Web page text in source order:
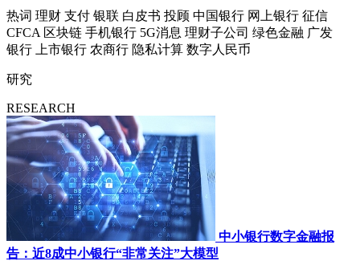
热词 理财 支付 银联 白皮书 投顾 中国银行 网上银行 征信
CFCA 区块链 手机银行 5G消息 理财子公司 绿色金融 广发
银行
上市银行 农商行 隐私计算 数字人民币
研究
RESEARCH
中小银行数字金融报
告：近8成中小银行“非常关注”大模型